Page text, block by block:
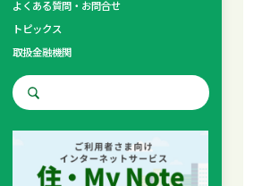
調査・研究
よくある質問・お問合せ
トピックス
取扱金融機関